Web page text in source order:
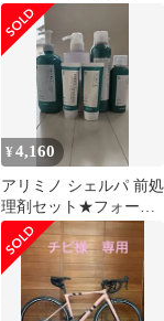
ジ ブラック 韓国ブ
ランド
¥4,160
アリミノ シェルパ 前処
理剤セット★フォーム/
リキッド/マスク 5点